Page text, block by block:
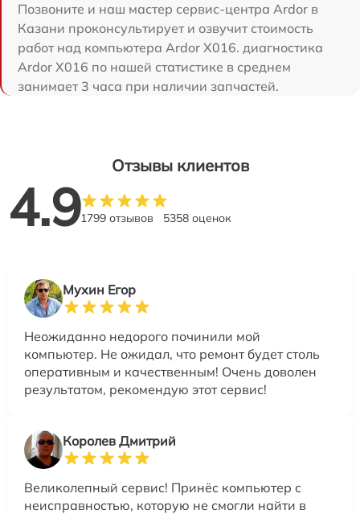
Позвоните и наш мастер сервис-центра Ardor в
Казани проконсультирует и озвучит стоимость
работ над компьютера Ardor X016. диагностика
Ardor X016 по нашей статистике в среднем
занимает 3 часа при наличии запчастей.
Отзывы клиентов
4.91799 отзывов 5358 оценок
Мухин Егор
Неожиданно недорого починили мой
компьютер. Не ожидал, что ремонт будет столь
оперативным и качественным! Очень доволен
результатом, рекомендую этот сервис!
Королев Дмитрий
Великолепный сервис! Принёс компьютер с
неисправностью, которую не смогли найти в